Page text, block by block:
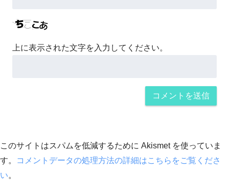
上に表示された文字を入力してください。
このサイトはスパムを低減するために Akismet を使っていま
す。
コメントデータの処理方法の詳細はこちらをご覧くださ
い。